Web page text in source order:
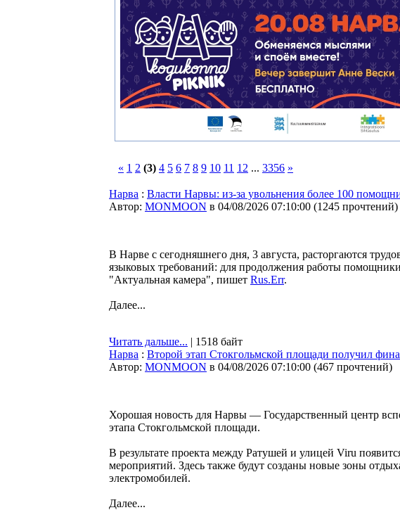
« 1 2 (3) 4 5 6 7 8 9 10 11 12 ... 3356 »
Нарва : Власти Нарвы: из-за увольнения более 100
Автор: MONMOON в 04/08/2026 07:10:00 (1245 прочтений)
В Нарве с сегодняшнего дня, 3 августа, расторгаются
языковых требований: для продолжения работы
"Актуальная камера", пишет Rus.Err.
Далее...
Читать дальше... | 1518 байт
Нарва : Второй этап Стокгольмской площади получил
Автор: MONMOON в 04/08/2026 07:10:00 (467 прочтений)
Хорошая новость для Нарвы — Государственный центр
этапа Стокгольмской площади.
В результате проекта между Ратушей и улицей Viru
мероприятий. Здесь также будут созданы новые зоны
электромобилей.
Далее...